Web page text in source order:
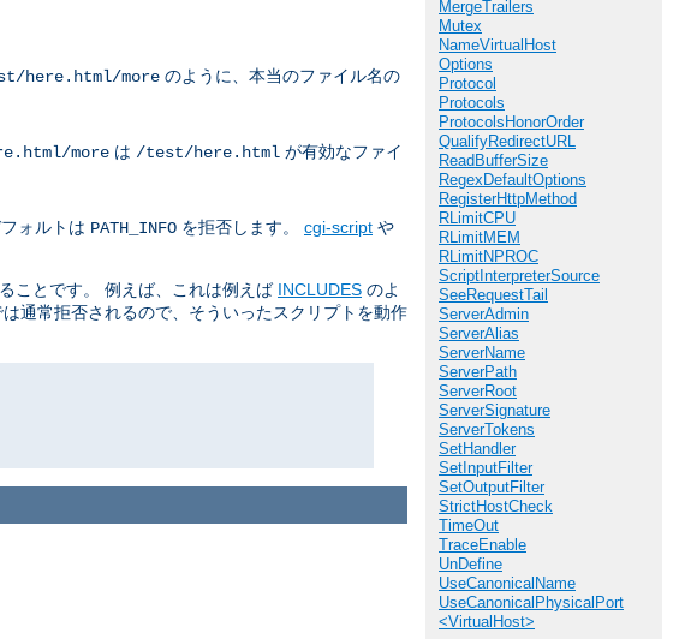
MergeTrailers
Mutex
NameVirtualHost
Options
Protocol
Protocols
ProtocolsHonorOrder
QualifyRedirectURL
ReadBufferSize
RegexDefaultOptions
RegisterHttpMethod
RLimitCPU
RLimitMEM
RLimitNPROC
ScriptInterpreterSource
SeeRequestTail
ServerAdmin
ServerAlias
ServerName
ServerPath
ServerRoot
ServerSignature
ServerTokens
SetHandler
SetInputFilter
SetOutputFilter
StrictHostCheck
TimeOut
TraceEnable
UnDefine
UseCanonicalName
UseCanonicalPhysicalPort
<VirtualHost>
here.html/more のように、本当のファイル名の
more は /test/here.html が有効なファイ
ォルトは PATH_INFO を拒否します。 cgi-script や
ことです。 例えば、これは例えば INCLUDES のよ
通常拒否されるので、そういったスクリプトを動作